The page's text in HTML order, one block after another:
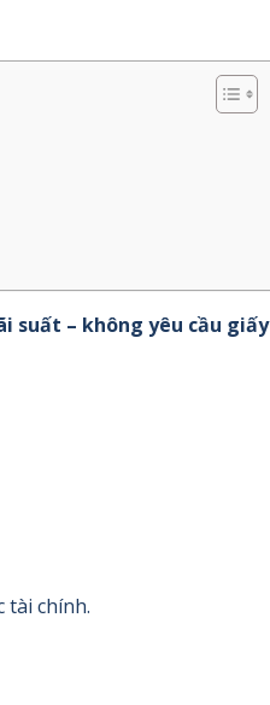
suất – không yêu cầu giấy
tài chính.